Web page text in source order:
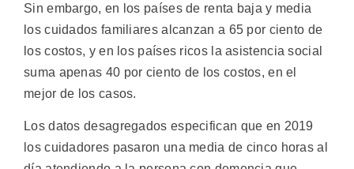
Sin embargo, en los países de renta baja y media
los cuidados familiares alcanzan a 65 por ciento de
los costos, y en los países ricos la asistencia social
suma apenas 40 por ciento de los costos, en el
mejor de los casos.
Los datos desagregados especifican que en 2019
los cuidadores pasaron una media de cinco horas al